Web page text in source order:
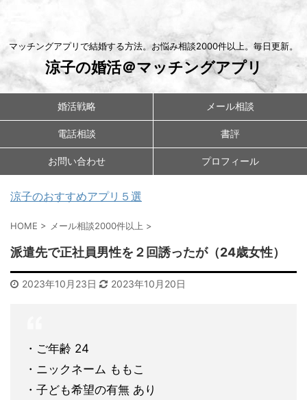
マッチングアプリで結婚する方法。お悩み相談2000件以上。毎日更新。
涼子の婚活＠マッチングアプリ
婚活戦略 メール相談
電話相談 書評
お問い合わせ プロフィール
涼子のおすすめアプリ５選
HOME > メール相談2000件以上 >
派遣先で正社員男性を２回誘ったが（24歳女性）
2023年10月23日 2023年10月20日
・ご年齢 24
・ニックネーム ももこ
・子ども希望の有無 あり